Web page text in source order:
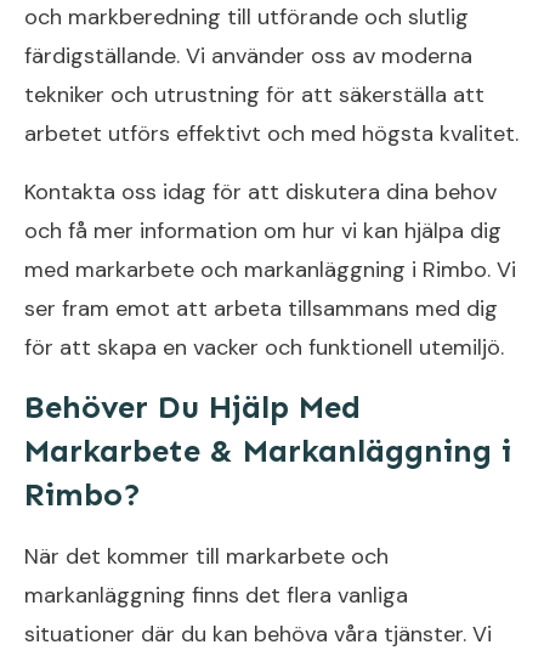
och markberedning till utförande och slutlig
färdigställande. Vi använder oss av moderna
tekniker och utrustning för att säkerställa att
arbetet utförs effektivt och med högsta kvalitet.
Kontakta oss idag för att diskutera dina behov
och få mer information om hur vi kan hjälpa dig
med markarbete och markanläggning i Rimbo. Vi
ser fram emot att arbeta tillsammans med dig
för att skapa en vacker och funktionell utemiljö.
Behöver Du Hjälp Med
Markarbete & Markanläggning i
Rimbo?
När det kommer till markarbete och
markanläggning finns det flera vanliga
situationer där du kan behöva våra tjänster. Vi